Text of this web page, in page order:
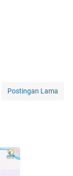
Postingan Lama